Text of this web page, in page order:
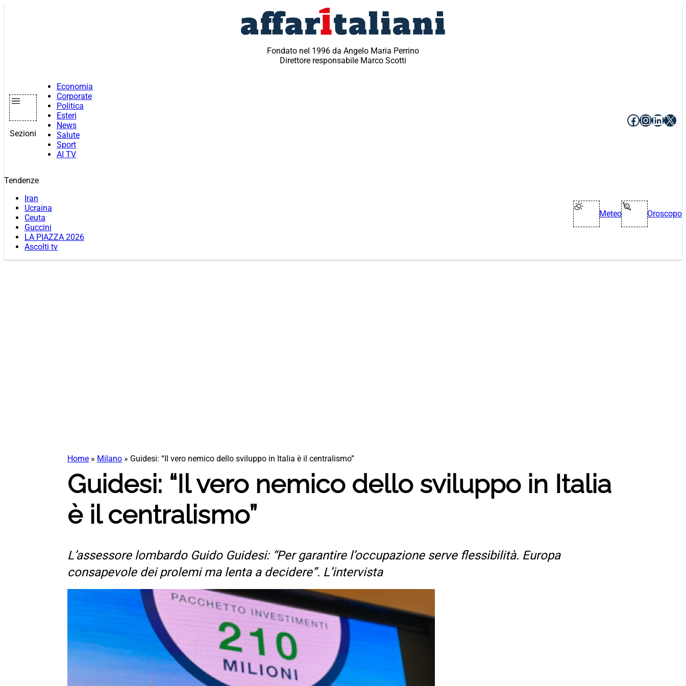
Fondato nel 1996 da Angelo Maria Perrino
Direttore responsabile Marco Scotti
Sezioni
Economia
Corporate
Politica
Esteri
News
Salute
Sport
AI TV
Facebook
X
Tendenze
Iran
Ucraina
Ceuta
Guccini
LA PIAZZA 2026
Ascolti tv
Meteo Oroscopo
Home » Milano » Guidesi: “Il vero nemico dello sviluppo in Italia è il centralismo”
Guidesi: “Il vero nemico dello sviluppo in Italia
è il centralismo”
L’assessore lombardo Guido Guidesi: “Per garantire l’occupazione serve flessibilità. Europa
consapevole dei prolemi ma lenta a decidere”. L’intervista